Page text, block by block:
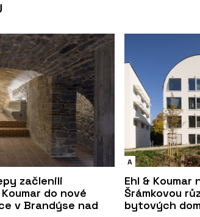
začlenili
do nové
v Brandýse nad
A
Ehl & Koumar
Šrámkovou
bytových